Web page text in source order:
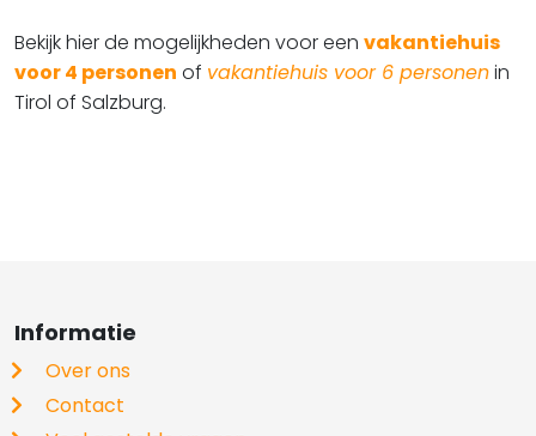
​​​​​​​Bekijk hier de mogelijkheden voor een vakantiehuis
voor 4 personen of vakantiehuis voor 6 personenin
Tirol of Salzburg.
Informatie
Over ons
Contact